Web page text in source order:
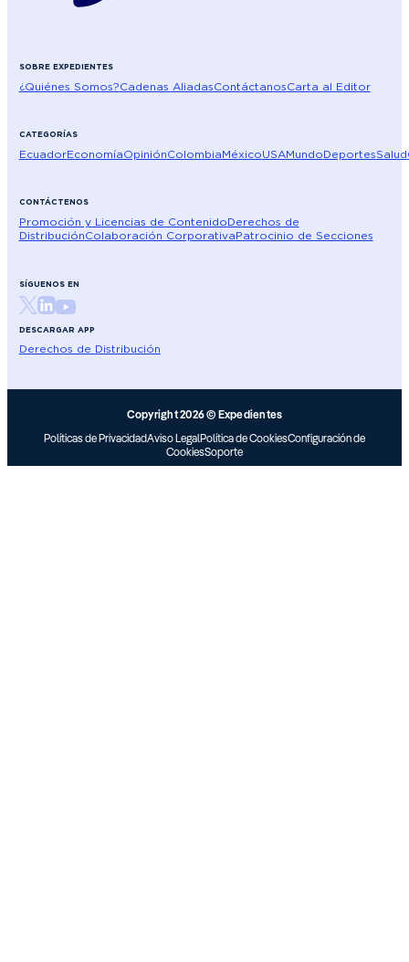
SOBRE EXPEDIENTES
¿Quiénes Somos?Cadenas AliadasContáctanosCarta al Editor
CATEGORÍAS
EcuadorEconomíaOpiniónColombiaMéxicoUSAMundoDeportesSalud
CONTÁCTENOS
Promoción y Licencias de ContenidoDerechos de
DistribuciónColaboración CorporativaPatrocinio de Secciones
SÍGUENOS EN
DESCARGAR APP
Derechos de Distribución
Copyright 2026 © Expedientes
Políticas de PrivacidadAviso LegalPolítica de CookiesConfiguración de
CookiesSoporte